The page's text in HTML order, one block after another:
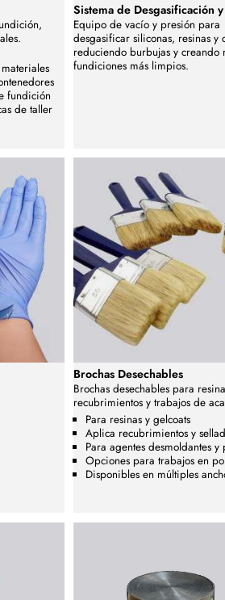
fundición
de taller
Sistema de Desgasificación
Equipo de vacío y presión para
desgasificar siliconas, resinas y
reduciendo burbujas y creando
fundiciones más limpios.
Brochas Desechables
Brochas desechables para
recubrimientos y trabajos de
Para resinas y gelcoats
Aplica recubrimientos y
Para agentes desmoldantes y
Opciones para trabajos en
Disponibles en múltiples